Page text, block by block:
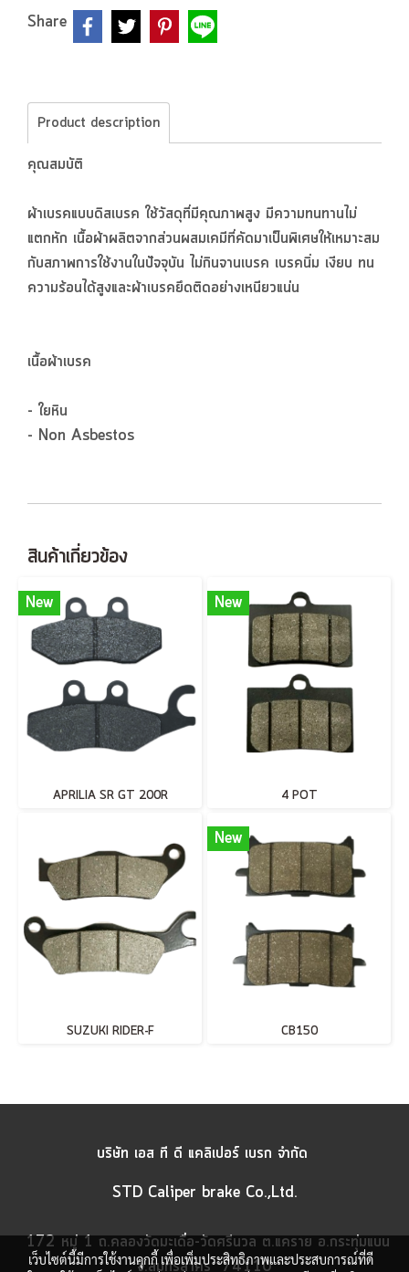
Share
Product description
คุณสมบัติ
ผ้าเบรคแบบดิสเบรค ใช้วัสดุที่มีคุณภาพสูง มีความทนทานไม่
แตกหัก เนื้อผ้าผลิตจากส่วนผสมเคมีที่คัดมาเป็นพิเศษให้เหมาะสม
กับสภาพการใช้งานในปัจจุบัน ไม่กินจานเบรค เบรคนิ่ม เงียบ ทน
ความร้อนได้สูงและผ้าเบรคยึดติดอย่างเหนียวแน่น
เนื้อผ้าเบรค
- ใยหิน
- Non Asbestos
สินค้าเกี่ยวข้อง
New
APRILIA SR GT 200R
New
4 POT
SUZUKI RIDER-F
New
CB150
บริษัท เอส ที ดี แคลิเปอร์ เบรก จำกัด
STD Caliper brake Co.,Ltd.
172 หมู่ 1 ถ.คลองวัดมะเดื่อ-วัดศรีนวล ต.แคราย อ.กระทุ่มแบน
จ.สมุทรสาคร 74110
เว็บไซต์นี้มีการใช้งานคุกกี้ เพื่อเพิ่มประสิทธิภาพและประสบการณ์ที่ดี